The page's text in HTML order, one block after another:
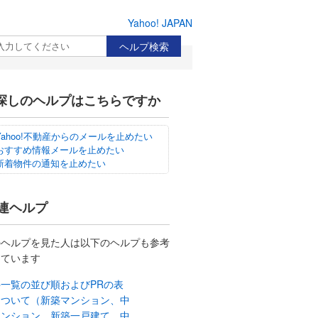
Yahoo! JAPAN
検索
しのヘルプはこちらですか
不動産からのメールを止めたい
すすめ情報メールを止めたい
着物件の通知を止めたい
ヘルプ
ルプを見た人は以下のヘルプも参考
います
覧の並び順およびPRの表
いて（新築マンション、中
ション、新築一戸建て、中